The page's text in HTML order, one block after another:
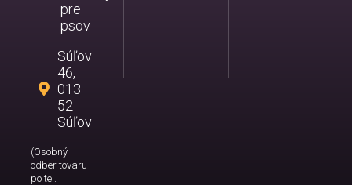
pre
psov
Súľov
46,
013
52
Súľov
(Osobný
odber tovaru
po tel.